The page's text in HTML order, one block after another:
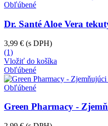
Obľúbené
Dr. Santé Aloe Vera
3,99 € (s DPH)
(1)
Vložiť do košíka
Obľúbené
Obľúbené
Green Pharmacy -